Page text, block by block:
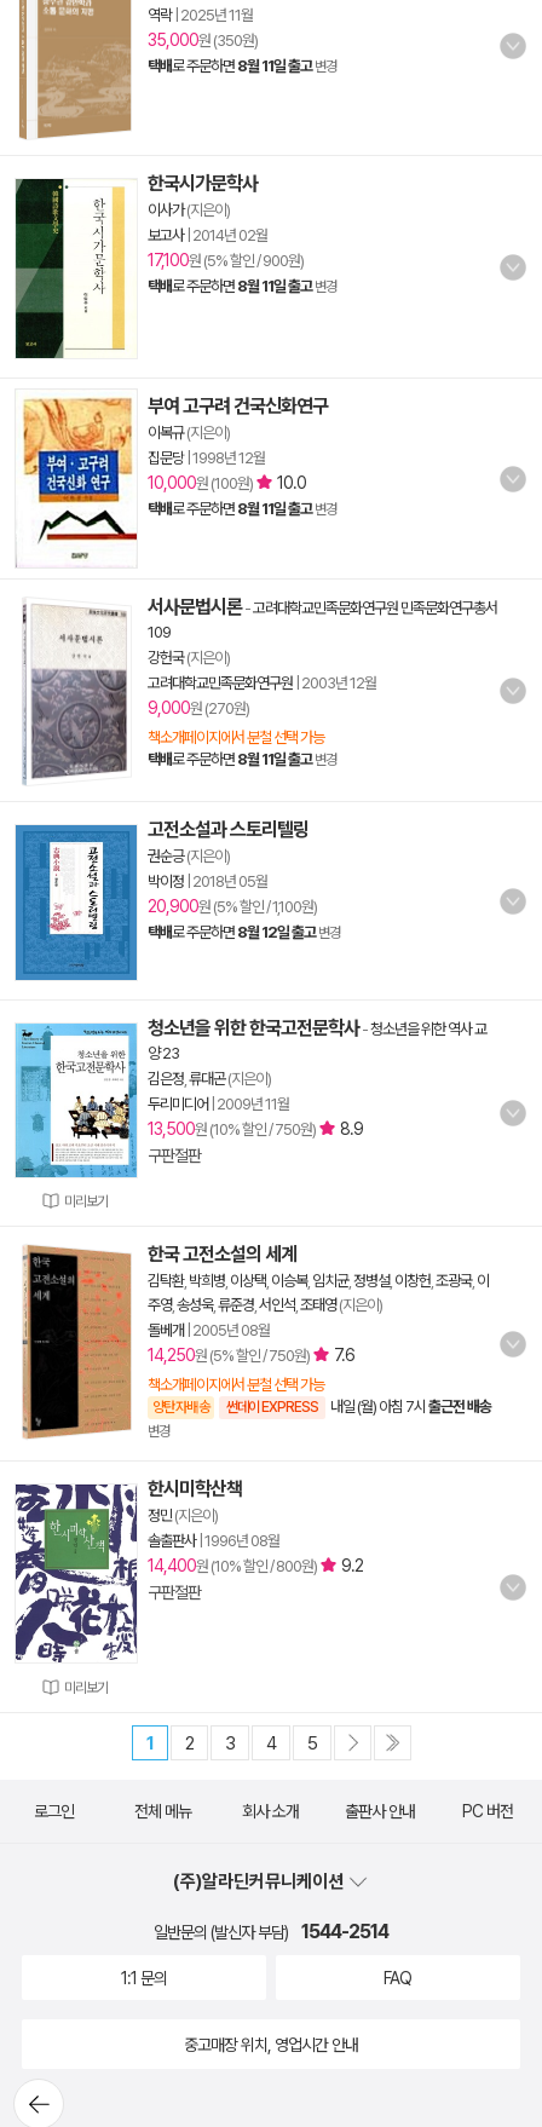
역락| 2025년 11월
35,000원 (350원)
택배로 주문하면 8월 11일 출고 변경
한국시가문학사
이사가(지은이)
보고사| 2014년 02월
17,100원 (5% 할인 / 900원)
택배로 주문하면 8월 11일 출고 변경
부여 고구려 건국신화연구
이복규(지은이)
집문당| 1998년 12월
10,000원 (100원) 10.0
택배로 주문하면 8월 11일 출고 변경
서사문법시론-고려대학교민족문화연구원 민족문화연구총서
109
강헌국(지은이)
고려대학교민족문화연구원 2003년 12월
9,000원 (270원)
책소개페이지에서 분철 선택 가능
택배로 주문하면 8월 11일 출고 변경
고전소설과 스토리텔링
권순긍(지은이)
박이정 2018년 05월
20,900원 (5% 할인 / 1,100원)
택배로 주문하면 8월 12일 출고 변경
미리보기
청소년을 위한 한국고전문학사-청소년을 위한 역사 교
양 23
김은정 류대곤(지은이)
두리미디어 2009년 11월
13,500원 (10% 할인 / 750원)
8.9
구판절판
한국 고전소설의 세계
김탁환, 박희병 이상택 이승복, 임치균, 정병설, 이창헌 조광국, 이
주영, 송성욱, 류준경 서인석 조태영(지은이)
돌베개 2005년 08월
14,250원 (5% 할인 / 750원) 7.6
책소개페이지에서 분철 선택 가능
양탄자배송 썬데이 EXPRESS 내일 (월) 아침 7시 출근전 배송
변경
미리보기
한시미학산책
정민(지은이)
솔출판사| 1996년 08월
14,400원 (10% 할인 / 800원)
9.2
구판절판
1 2 3 4 5
뒤로가
기
로그인 전체 메뉴 회사 소개 출판사 안내 PC 버전
(주)알라딘커뮤니케이션
일반문의 (발신자 부담) 1544-2514
1:1 문의 FAQ
중고매장 위치, 영업시간 안내